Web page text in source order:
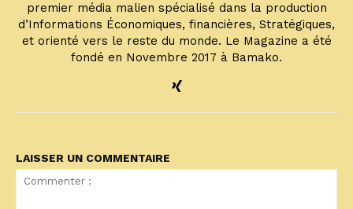
premier média malien spécialisé dans la production
d’Informations Économiques, financières, Stratégiques,
et orienté vers le reste du monde. Le Magazine a été
fondé en Novembre 2017 à Bamako.
LAISSER UN COMMENTAIRE